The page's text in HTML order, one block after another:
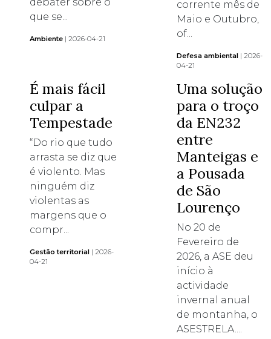
que se...
Ambiente | 2026-04-21
corrente mês de
Maio e Outubro,
of...
Defesa ambiental | 2026-
04-21
É mais fácil
culpar a
Tempestade
“Do rio que tudo
arrasta se diz que
é violento. Mas
ninguém diz
violentas as
margens que o
compr...
Gestão territorial | 2026-
04-21
Uma solução
para o troço
da EN232
entre
Manteigas e
a Pousada
de São
Lourenço
No 20 de
Fevereiro de
2026, a ASE deu
início à
actividade
invernal anual
de montanha, o
ASESTRELA....